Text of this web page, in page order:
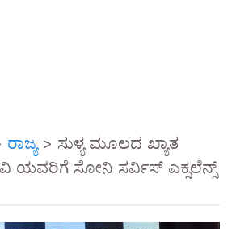
ರಾಜ್ಯ> ಸುಳ್ಯ ಮೂಲದ ಖ್ಯಾತ
ಯವರಿಗೆ ಸೋನಿ ಸರ್ವಿಸ್ ಎಕ್ಸಲೆನ್ಸ್